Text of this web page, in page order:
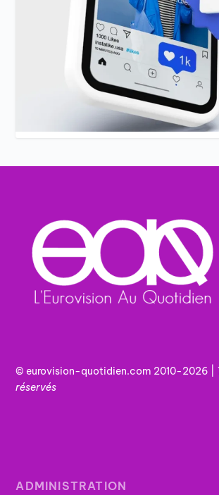
© eurovision-quotidien.com 2010-2026 |
réservés
ADMINISTRATION